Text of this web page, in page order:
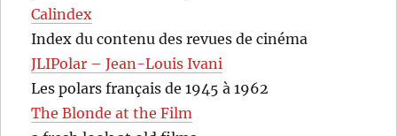
Calindex
Index du contenu des revues de cinéma
JLIPolar – Jean-Louis Ivani
Les polars français de 1945 à 1962
The Blonde at the Film